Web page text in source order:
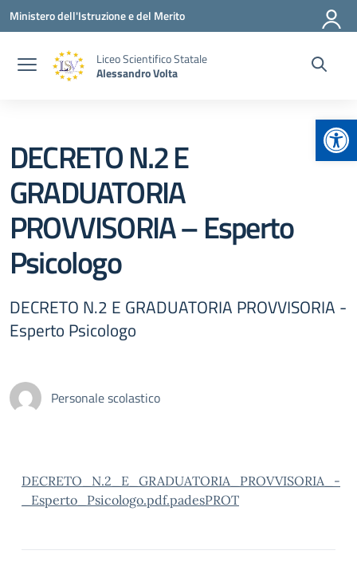
Vai ai contenuti
Vai al menu di navigazione
Vai al footer
Ministero dell'Istruzione e del Merito
Liceo Scientifico Statale
Alessandro Volta
DECRETO N.2 E
GRADUATORIA
PROVVISORIA – Esperto
Psicologo
DECRETO N.2 E GRADUATORIA PROVVISORIA -
Esperto Psicologo
Personale scolastico
DECRETO_N.2_E_GRADUATORIA_PROVVISORIA_-
_Esperto_Psicologo.pdf.padesPROT